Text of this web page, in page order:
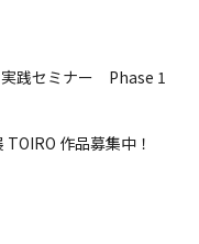
実践セミナー Phase 1
作品募集中！